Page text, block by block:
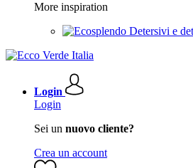
More inspiration
Detersivi e
Login
Login
Sei un nuovo cliente?
Crea un account